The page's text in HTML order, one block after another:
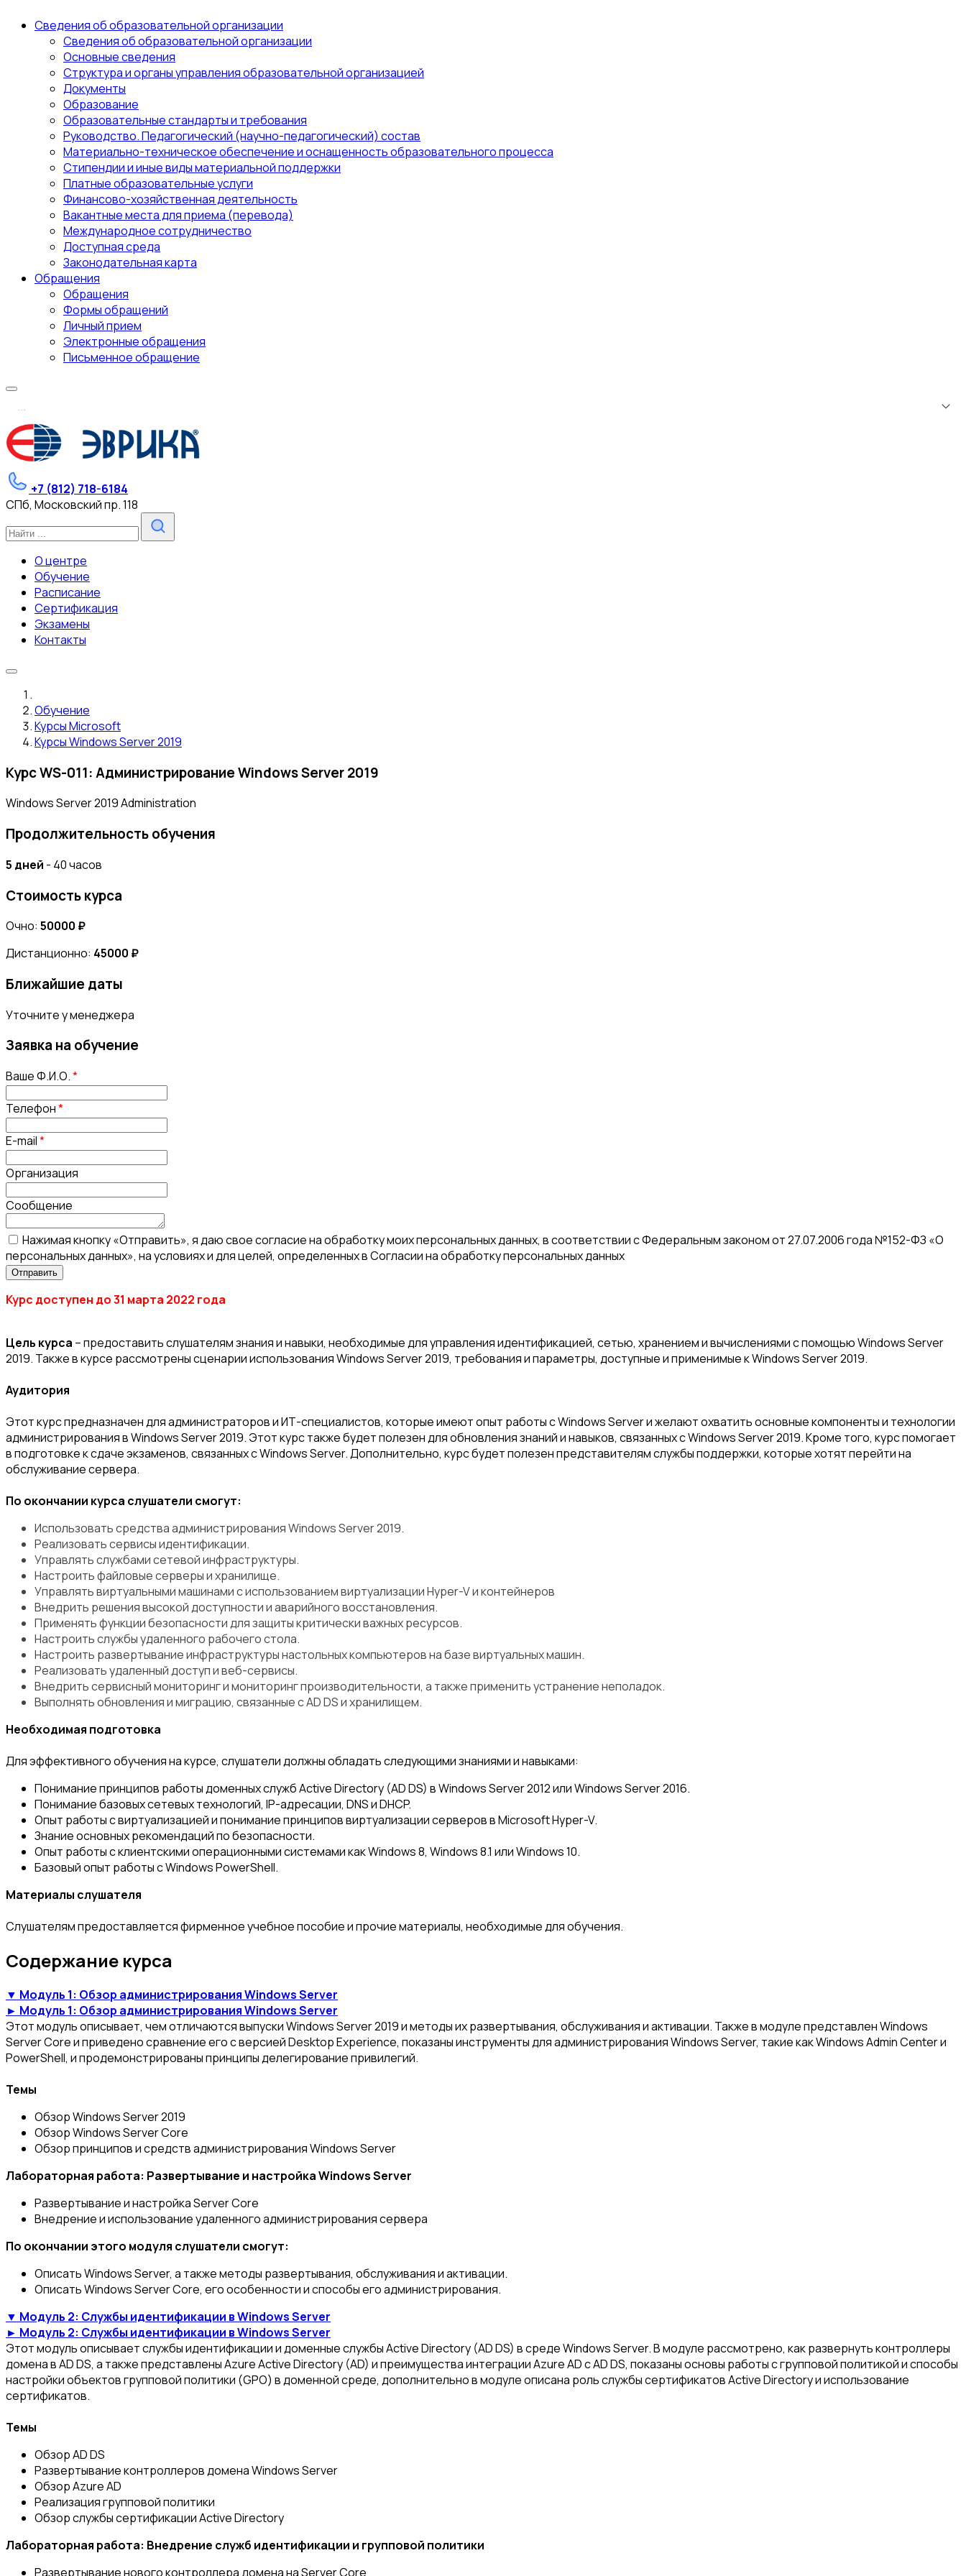
Сведения об образовательной организации
Сведения об образовательной организации
Основные сведения
Структура и органы управления образовательной организацией
Документы
Образование
Образовательные стандарты и требования
Руководство. Педагогический (научно-педагогический) состав
Материально-техническое обеспечение и оснащенность образовательного процесса
Стипендии и иные виды материальной поддержки
Платные образовательные услуги
Финансово-хозяйственная деятельность
Вакантные места для приема (перевода)
Международное сотрудничество
Доступная среда
Законодательная карта
Обращения
Обращения
Формы обращений
Личный прием
Электронные обращения
Письменное обращение
...
+7 (812) 718-6184
СПб, Московский пр. 118
О центре
Обучение
Расписание
Сертификация
Экзамены
Контакты
Обучение
Курсы Microsoft
Курсы Windows Server 2019
Курс WS-011: Администрирование Windows Server 2019
Windows Server 2019 Administration
Продолжительность обучения
5 дней - 40 часов
Стоимость курса
Очно: 50000 ₽
Дистанционно: 45000 ₽
Ближайшие даты
Уточните у менеджера
Заявка на обучение
Ваше Ф.И.О.*
Телефон*
E-mail*
Организация
Сообщение
Нажимая кнопку «Отправить», я даю свое согласие на обработку моих персональных данных, в соответствии с Федеральным законом от 27.07.2006 года №152-ФЗ «О
персональных данных», на условиях и для целей, определенных в Согласии на обработку персональных данных
Курс доступен до 31 марта 2022 года
Цель курса – предоставить слушателям знания и навыки, необходимые для управления идентификацией, сетью, хранением и вычислениями с помощью Windows Server
2019. Также в курсе рассмотрены сценарии использования Windows Server 2019, требования и параметры, доступные и применимые к Windows Server 2019.
Аудитория
Этот курс предназначен для администраторов и ИТ-специалистов, которые имеют опыт работы с Windows Server и желают охватить основные компоненты и технологии
администрирования в Windows Server 2019. Этот курс также будет полезен для обновления знаний и навыков, связанных с Windows Server 2019. Кроме того, курс помогает
в подготовке к сдаче экзаменов, связанных с Windows Server. Дополнительно, курс будет полезен представителям службы поддержки, которые хотят перейти на
обслуживание сервера.
По окончании курса слушатели смогут:
Использовать средства администрирования Windows Server 2019.
Реализовать сервисы идентификации.
Управлять службами сетевой инфраструктуры.
Настроить файловые серверы и хранилище.
Управлять виртуальными машинами с использованием виртуализации Hyper-V и контейнеров
Внедрить решения высокой доступности и аварийного восстановления.
Применять функции безопасности для защиты критически важных ресурсов.
Настроить службы удаленного рабочего стола.
Настроить развертывание инфраструктуры настольных компьютеров на базе виртуальных машин.
Реализовать удаленный доступ и веб-сервисы.
Внедрить сервисный мониторинг и мониторинг производительности, а также применить устранение неполадок.
Выполнять обновления и миграцию, связанные с AD DS и хранилищем.
Необходимая подготовка
Для эффективного обучения на курсе, слушатели должны обладать следующими знаниями и навыками:
Понимание принципов работы доменных служб Active Directory (AD DS) в Windows Server 2012 или Windows Server 2016.
Понимание базовых сетевых технологий, IP-адресации, DNS и DHCP.
Опыт работы с виртуализацией и понимание принципов виртуализации серверов в Microsoft Hyper-V.
Знание основных рекомендаций по безопасности.
Опыт работы с клиентскими операционными системами как Windows 8, Windows 8.1 или Windows 10.
Базовый опыт работы с Windows PowerShell.
Материалы слушателя
Слушателям предоставляется фирменное учебное пособие и прочие материалы, необходимые для обучения.
Содержание курса
▼ Модуль 1: Обзор администрирования Windows Server
► Модуль 1: Обзор администрирования Windows Server
Этот модуль описывает, чем отличаются выпуски Windows Server 2019 и методы их развертывания, обслуживания и активации. Также в модуле представлен Windows
Server Core и приведено сравнение его с версией Desktop Experience, показаны инструменты для администрирования Windows Server, такие как Windows Admin Center и
PowerShell, и продемонстрированы принципы делегирование привилегий.
Темы
Обзор Windows Server 2019
Обзор Windows Server Core
Обзор принципов и средств администрирования Windows Server
Лабораторная работа: Развертывание и настройка Windows Server
Развертывание и настройка Server Core
Внедрение и использование удаленного администрирования сервера
По окончании этого модуля слушатели смогут:
Описать Windows Server, а также методы развертывания, обслуживания и активации.
Описать Windows Server Core, его особенности и способы его администрирования.
▼ Модуль 2: Службы идентификации в Windows Server
► Модуль 2: Службы идентификации в Windows Server
Этот модуль описывает службы идентификации и доменные службы Active Directory (AD DS) в среде Windows Server. В модуле рассмотрено, как развернуть контроллеры
домена в AD DS, а также представлены Azure Active Directory (AD) и преимущества интеграции Azure AD с AD DS, показаны основы работы с групповой политикой и способы
настройки объектов групповой политики (GPO) в доменной среде, дополнительно в модуле описана роль службы сертификатов Active Directory и использование
сертификатов.
Темы
Обзор AD DS
Развертывание контроллеров домена Windows Server
Обзор Azure AD
Реализация групповой политики
Обзор службы сертификации Active Directory
Лабораторная работа: Внедрение служб идентификации и групповой политики
Развертывание нового контроллера домена на Server Core